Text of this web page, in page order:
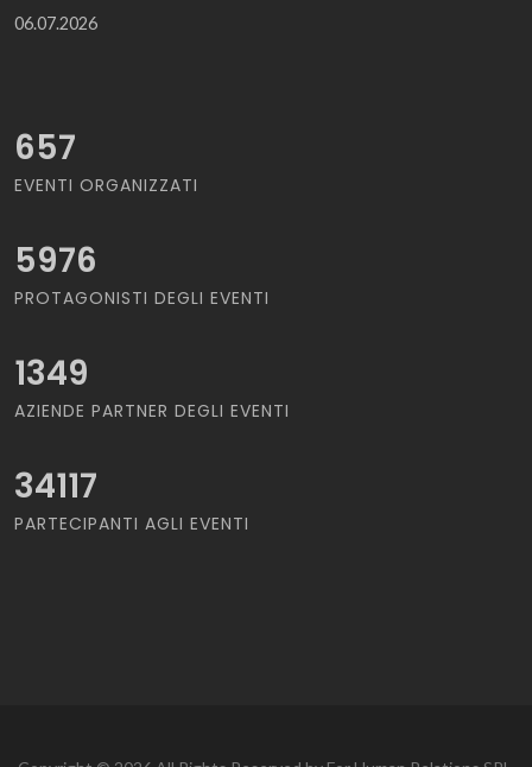
06.07.2026
657
EVENTI ORGANIZZATI
5976
PROTAGONISTI DEGLI EVENTI
1349
AZIENDE PARTNER DEGLI EVENTI
34117
PARTECIPANTI AGLI EVENTI